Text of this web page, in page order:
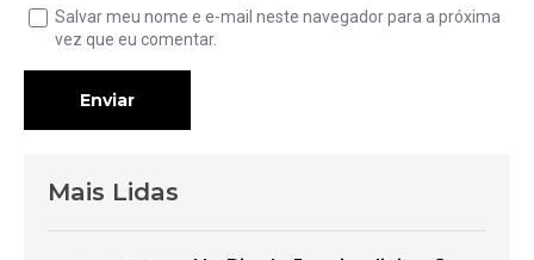
Salvar meu nome e e-mail neste navegador para a próxima
vez que eu comentar.
Enviar
Mais Lidas